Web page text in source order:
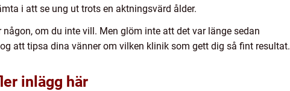
i att se ung ut trots en aktningsvärd ålder.
om du inte vill. Men glöm inte att det var länge sedan
att tipsa dina vänner om vilken klinik som gett dig så fint resultat.
inlägg här